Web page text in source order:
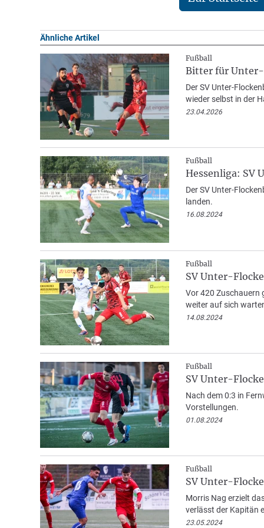
Ähnliche Artikel
Fußball
Bitter für Unter-
Der SV Unter-
wieder selbst in der
23.04.2026
Fußball
Hessenliga: SV
Der SV Unter-
landen.
16.08.2024
Fußball
SV Unter-
Vor 420 Zuschauern
weiter auf sich
14.08.2024
Fußball
SV Unter-
Nach dem 0:3 in
Vorstellungen.
01.08.2024
Fußball
SV Unter-
Morris Nag erzielt
verlässt der Kapitän
23.05.2024